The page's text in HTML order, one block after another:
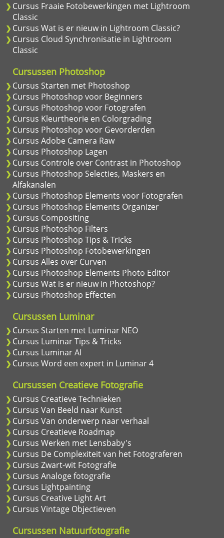
Cursus Fraaie Fotobewerkingen met Lightroom
Classic
Cursus Wat is er nieuw in Lightroom Classic?
Cursus Cloud Synchronisatie in Lightroom
Classic
Cursussen Photoshop
Cursus Starten met Photoshop
Cursus Photoshop voor Beginners
Cursus Photoshop voor Fotografen
Cursus Kleurtheorie en Colorgrading
Cursus Photoshop voor Gevorderden
Cursus Adobe Camera Raw
Cursus Photoshop Lagen
Cursus Controle over Contrast in Photoshop
Cursus Photoshop Selecties, Maskers en
Alfakanalen
Cursus Photoshop Elements voor Fotografen
Cursus Photoshop Elements Organizer
Cursus Compositing
Cursus Photoshop Filters
Cursus Photoshop Tips & Tricks
Cursus Photoshop Fotobewerkingen
Cursus Alles over Curven
Cursus Photoshop Elements Photo Editor
Cursus Wat is er nieuw in Photoshop?
Cursus Photoshop Effecten
Cursussen Luminar
Cursus Starten met Luminar NEO
Cursus Luminar Tips & Tricks
Cursus Luminar AI
Cursus Word een expert in Luminar 4
Cursussen Creatieve Fotografie
Cursus Creatieve Technieken
Cursus Van Beeld naar Kunst
Cursus Van onderwerp naar verhaal
Cursus Creatieve Roadmap
Cursus Werken met Lensbaby's
Cursus De Complexiteit van het Fotograferen
Cursus Zwart-wit Fotografie
Cursus Analoge fotografie
Cursus Lightpainting
Cursus Creative Light Art
Cursus Vintage Objectieven
Cursussen Natuurfotografie